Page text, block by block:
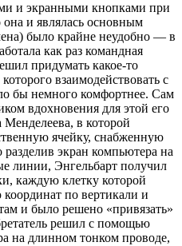
и экранными кнопками при
и являлась основным
было крайне неудобно — в
как раз командная
придумать какое-то
взаимодействовать с
бы немного комфортнее. Сам
вдохновения для этой его
Менделеева, в которой
ячейку, снабженную
экран компьютера на
линии, Энгельбарт получил
каждую клетку которой
по вертикали и
и было решено «привязать»
решил с помощью
на длинном тонком проводе,